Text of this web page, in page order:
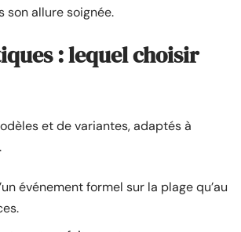
allure soignée.
: lequel choisir
et de variantes, adaptés à
événement formel sur la plage qu’au